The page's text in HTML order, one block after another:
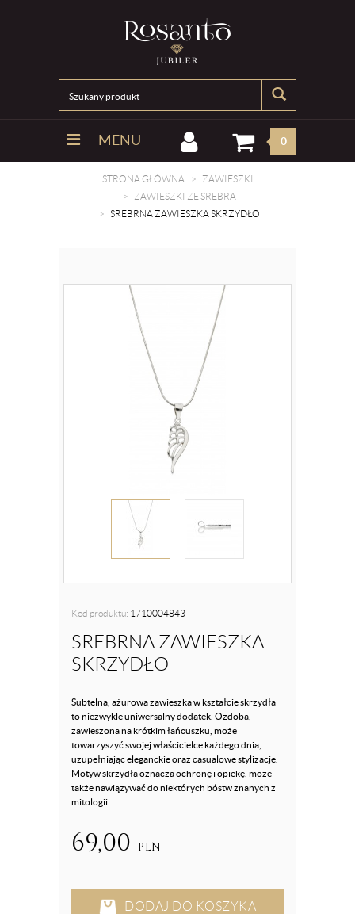
MENU 0
STRONA GŁÓWNA
ZAWIESZKI
ZAWIESZKI ZE SREBRA
SREBRNA ZAWIESZKA SKRZYDŁO
Kod produktu: 1710004843
SREBRNA ZAWIESZKA
SKRZYDŁO
Subtelna, ażurowa zawieszka w kształcie skrzydła
to niezwykle uniwersalny dodatek. Ozdoba,
zawieszona na krótkim łańcuszku, może
towarzyszyć swojej właścicielce każdego dnia,
uzupełniając eleganckie oraz casualowe stylizacje.
Motyw skrzydła oznacza ochronę i opiekę, może
także nawiązywać do niektórych bóstw znanych z
mitologii.
69,00 PLN
DODAJ DO KOSZYKA